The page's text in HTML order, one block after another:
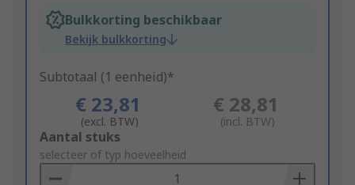
Bulkkorting beschikbaar
Bekijk bulkkorting
Subtotaal (1 eenheid)*
€ 23,81
(excl. BTW)
€ 28,81
(incl. BTW)
Add
to
Basket
Aantal stuks
selecteer of typ hoeveelheid